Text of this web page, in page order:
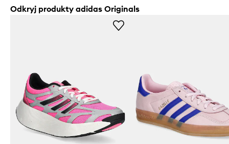
Odkryj produkty adidas Originals